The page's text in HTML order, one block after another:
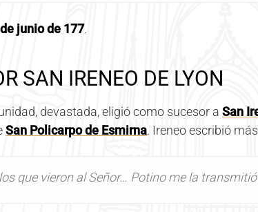
junio de 177.
SAN IRENEO DE LYON
devastada, eligió como sucesor a San
San Policarpo de Esmirna. Ireneo escribió
que vieron al Señor… Potino me la